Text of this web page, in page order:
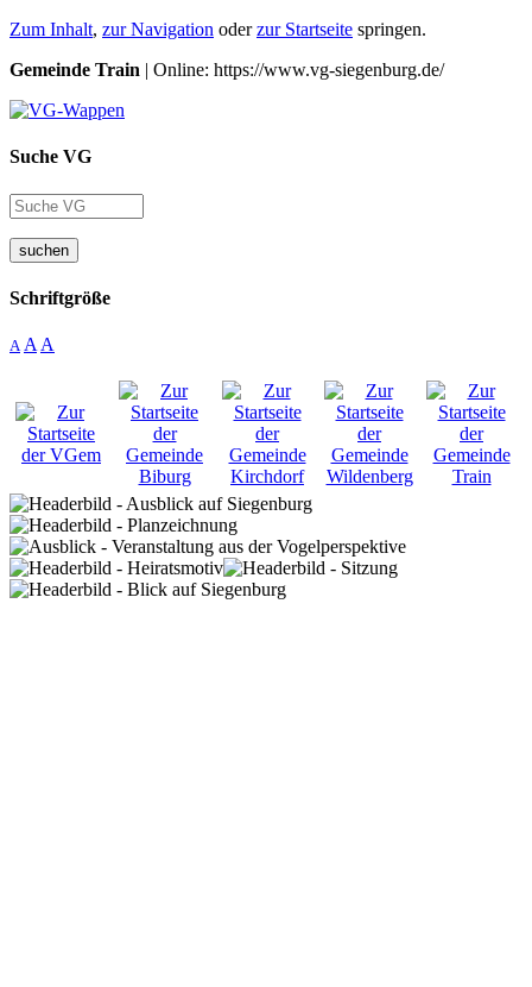
Zum Inhalt, zur Navigation oderzur Startseite springen.
Gemeinde Train | Online: https://www.vg-siegenburg.de/
Suche VG
suchen
Schriftgröße
A A A